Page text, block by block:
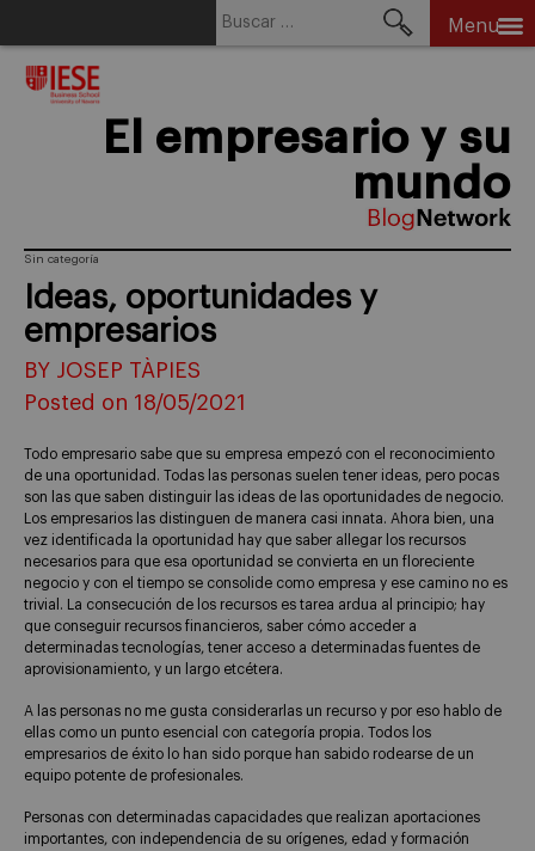
Menu
El empresario y su
mundo
Sin categoría
Ideas, oportunidades y
empresarios
BY JOSEP TÀPIES
Posted on 18/05/2021
Todo empresario sabe que su empresa empezó con el reconocimiento
de una oportunidad. Todas las personas suelen tener ideas, pero pocas
son las que saben distinguir las ideas de las oportunidades de negocio.
Los empresarios las distinguen de manera casi innata. Ahora bien, una
vez identificada la oportunidad hay que saber allegar los recursos
necesarios para que esa oportunidad se convierta en un floreciente
negocio y con el tiempo se consolide como empresa y ese camino no es
trivial. La consecución de los recursos es tarea ardua al principio; hay
que conseguir recursos financieros, saber cómo acceder a
determinadas tecnologías, tener acceso a determinadas fuentes de
aprovisionamiento, y un largo etcétera.
A las personas no me gusta considerarlas un recurso y por eso hablo de
ellas como un punto esencial con categoría propia. Todos los
empresarios de éxito lo han sido porque han sabido rodearse de un
equipo potente de profesionales.
Personas con determinadas capacidades que realizan aportaciones
importantes, con independencia de su orígenes, edad y formación